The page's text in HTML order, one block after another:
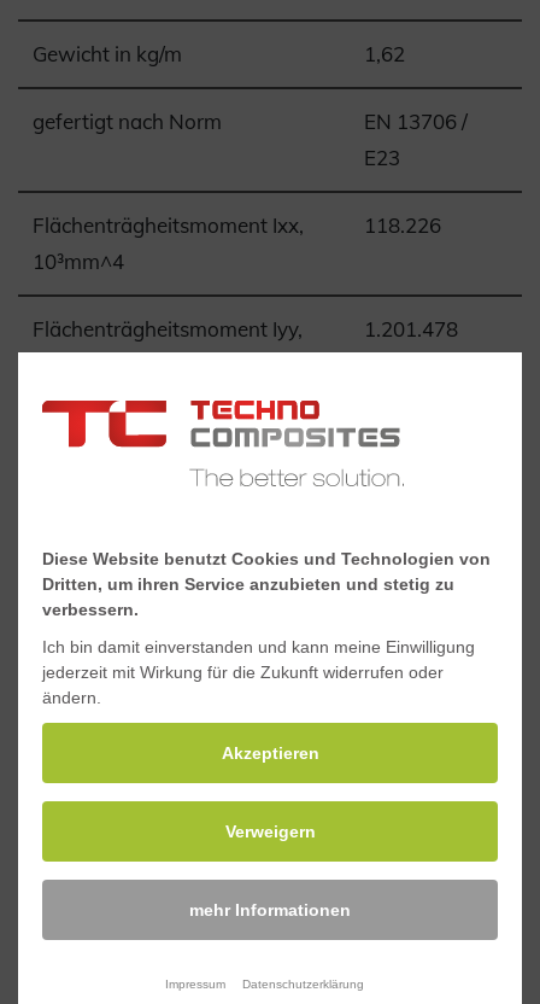
Gewicht in kg/m 1,62
gefertigt nach Norm
EN 13706 /
E23
Flächenträgheitsmoment Ixx,
10³mm^4
118.226
Flächenträgheitsmoment Iyy,
1.201.478
Torsionskonstante J, 10³mm^4 7.083
Schwerpunkt x, mm 50
Downloads
Materialeigenschaften Standard-GFK-Profile
Anfragen
Diese Website benutzt Cookies und Technologien von
Dritten, um ihren Service anzubieten und stetig zu
verbessern.
Ich bin damit einverstanden und kann meine Einwilligung
jederzeit mit Wirkung für die Zukunft widerrufen oder
ändern.
Akzeptieren
Verweigern
mehr Informationen
Impressum Datenschutzerklärung